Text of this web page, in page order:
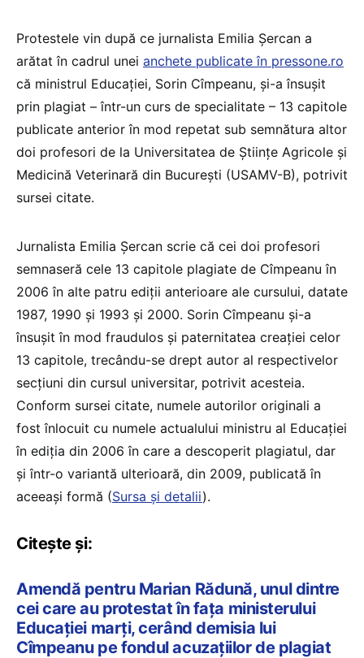
Protestele vin după ce jurnalista Emilia Șercan a
arătat în cadrul unei anchete publicate în pressone.ro
că ministrul Educației, Sorin Cîmpeanu, și-a însușit
prin plagiat – într-un curs de specialitate – 13 capitole
publicate anterior în mod repetat sub semnătura altor
doi profesori de la Universitatea de Științe Agricole și
Medicină Veterinară din București (USAMV-B), potrivit
sursei citate.
Jurnalista Emilia Șercan scrie că cei doi profesori
semnaseră cele 13 capitole plagiate de Cîmpeanu în
2006 în alte patru ediții anterioare ale cursului, datate
1987, 1990 și 1993 și 2000. Sorin Cîmpeanu și-a
însușit în mod fraudulos și paternitatea creației celor
13 capitole, trecându-se drept autor al respectivelor
secțiuni din cursul universitar, potrivit acesteia.
Conform sursei citate, numele autorilor originali a
fost înlocuit cu numele actualului ministru al Educației
în ediția din 2006 în care a descoperit plagiatul, dar
și într-o variantă ulterioară, din 2009, publicată în
aceeași formă (Sursa și detalii).
Citește și:
Amendă pentru Marian Rădună, unul dintre
cei care au protestat în fața ministerului
Educației marți, cerând demisia lui
Cîmpeanu pe fondul acuzațiilor de plagiat